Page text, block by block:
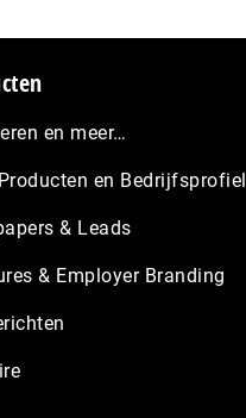
en meer…
en Bedrijfsprofiel
& Leads
& Employer Branding